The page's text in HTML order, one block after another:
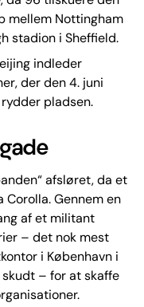
mellem Nottingham
stadion i Sheffield.
indleder
der den 4. juni
pladsen.
afsløret, da et
Gennem en
af et militant
– det nok mest
i København i
– for at skaffe